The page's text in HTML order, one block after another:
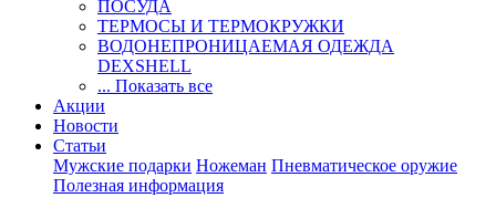
ПОСУДА
ТЕРМОСЫ И ТЕРМОКРУЖКИ
ВОДОНЕПРОНИЦАЕМАЯ ОДЕЖДА
DEXSHELL
... Показать все
Акции
Новости
Статьи
Мужские подарки Ножеман Пневматическое оружие
Полезная информация